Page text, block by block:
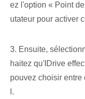
ez l'option « Point
utateur pour activer
3. ⁤Ensuite,
haitez qu'IDrive
pouvez choisir
l.